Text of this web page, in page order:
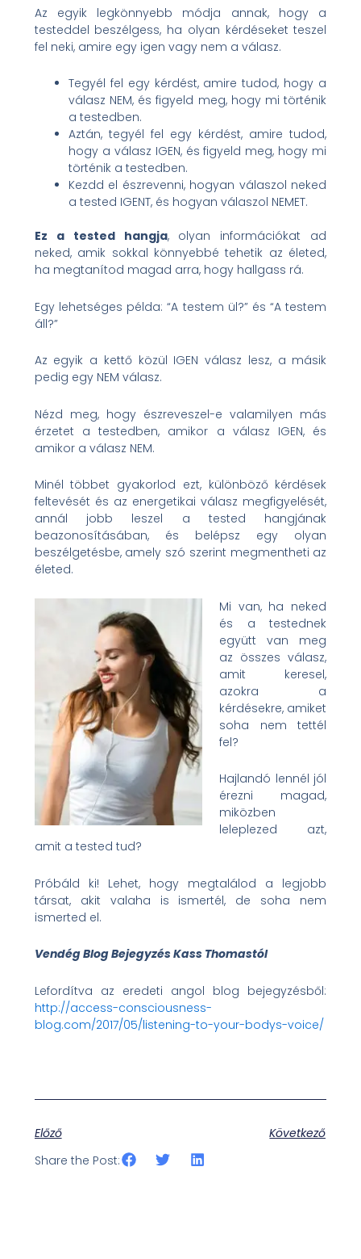
Az egyik legkönnyebb módja annak, hogy a
testeddel beszélgess, ha olyan kérdéseket teszel
fel neki, amire egy igen vagy nem a válasz.
Tegyél fel egy kérdést, amire tudod, hogy a
válasz NEM, és figyeld meg, hogy mi történik
a testedben.
Aztán, tegyél fel egy kérdést, amire tudod,
hogy a válasz IGEN, és figyeld meg, hogy mi
történik a testedben.
Kezdd el észrevenni, hogyan válaszol neked
a tested IGENT, és hogyan válaszol NEMET.
Ez a tested hangja, olyan információkat ad
neked, amik sokkal könnyebbé tehetik az életed,
ha megtanítod magad arra, hogy hallgass rá.
Egy lehetséges példa: “A testem ül?” és “A testem
áll?”
Az egyik a kettő közül IGEN válasz lesz, a másik
pedig egy NEM válasz.
Nézd meg, hogy észreveszel-e valamilyen más
érzetet a testedben, amikor a válasz IGEN, és
amikor a válasz NEM.
Minél többet gyakorlod ezt, különböző kérdések
feltevését és az energetikai válasz megfigyelését,
annál jobb leszel a tested hangjának
beazonosításában, és belépsz egy olyan
beszélgetésbe, amely szó szerint megmentheti az
életed.
Mi van, ha neked
és a testednek
együtt van meg
az összes válasz,
amit keresel,
azokra a
kérdésekre, amiket
soha nem tettél
fel?
Hajlandó lennél jól
érezni magad,
miközben
leleplezed azt,
amit a tested tud?
Próbáld ki! Lehet, hogy megtalálod a legjobb
társat, akit valaha is ismertél, de soha nem
ismerted el.
Vendég Blog Bejegyzés Kass Thomastól
Lefordítva az eredeti angol blog bejegyzésből:
http://access-consciousness-
blog.com/2017/05/listening-to-your-bodys-voice/
Előző
Következő
Share the Post: